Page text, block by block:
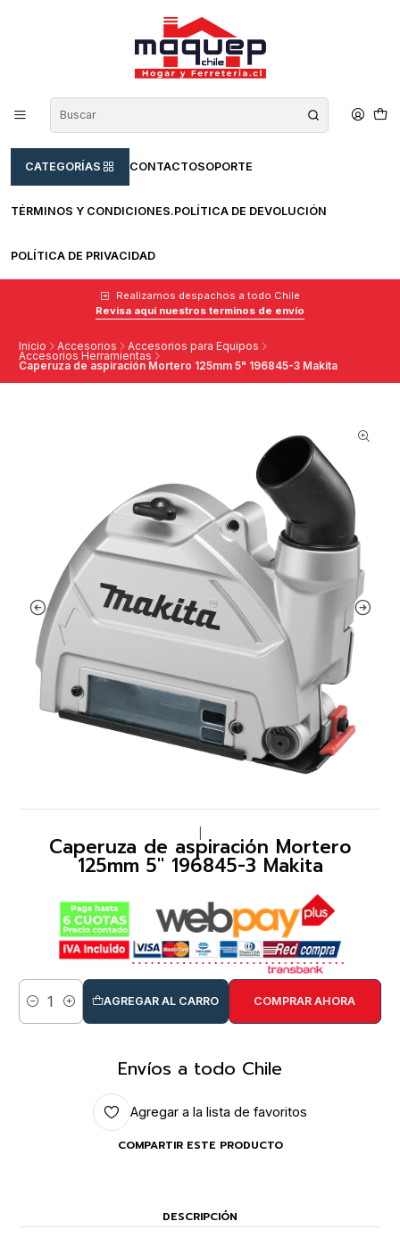
CATEGORÍAS CONTACTOSOPORTE
TÉRMINOS Y CONDICIONES.POLÍTICA DE DEVOLUCIÓN
POLÍTICA DE PRIVACIDAD
Realizamos despachos a todo Chile
Revisa aquí nuestros terminos de envío
Inicio Accesorios Accesorios para Equipos
Accesorios Herramientas
Caperuza de aspiración Mortero 125mm 5" 196845-3 Makita
Caperuza de aspiración Mortero
125mm 5" 196845-3 Makita
Cantidad
AGREGAR AL CARRO COMPRAR AHORA
Envíos a todo Chile
Agregar a la lista de favoritos
COMPARTIR ESTE PRODUCTO
DESCRIPCIÓN